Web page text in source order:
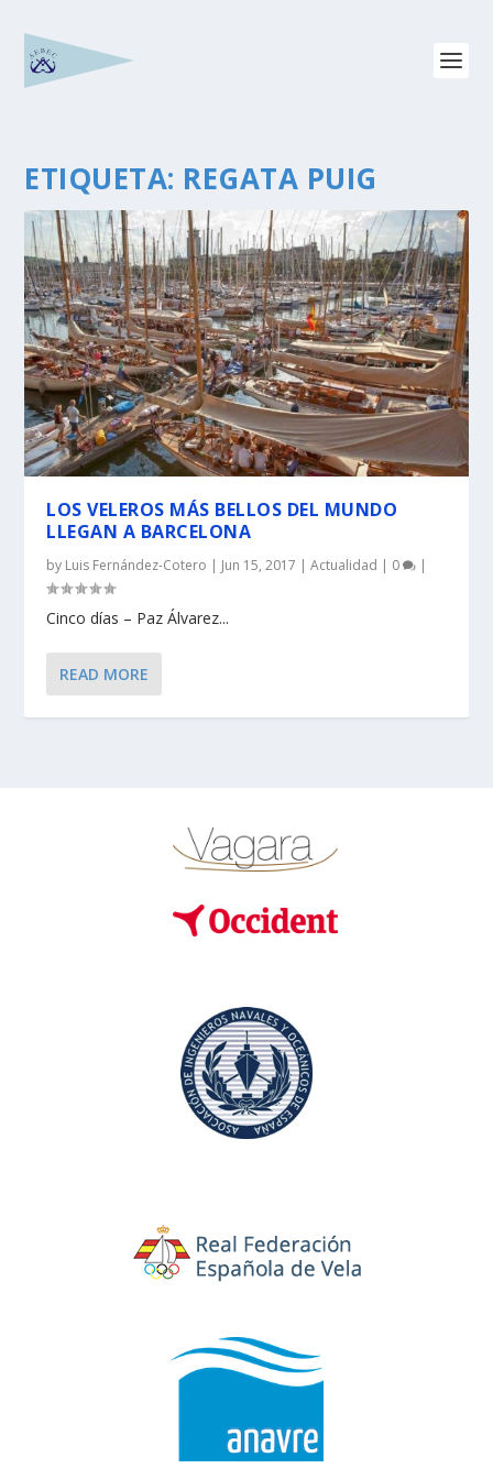
ETIQUETA: REGATA PUIG
LOS VELEROS MÁS BELLOS DEL MUNDO
LLEGAN A BARCELONA
by Luis Fernández-Cotero | Jun 15, 2017 |Actualidad | 0 |
Cinco días – Paz Álvarez...
READ MORE